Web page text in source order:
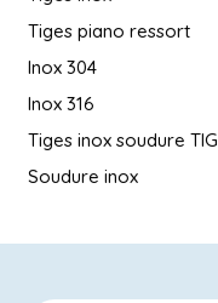
Tiges piano ressort
Inox 304
Inox 316
Tiges inox soudure TIG
Soudure inox